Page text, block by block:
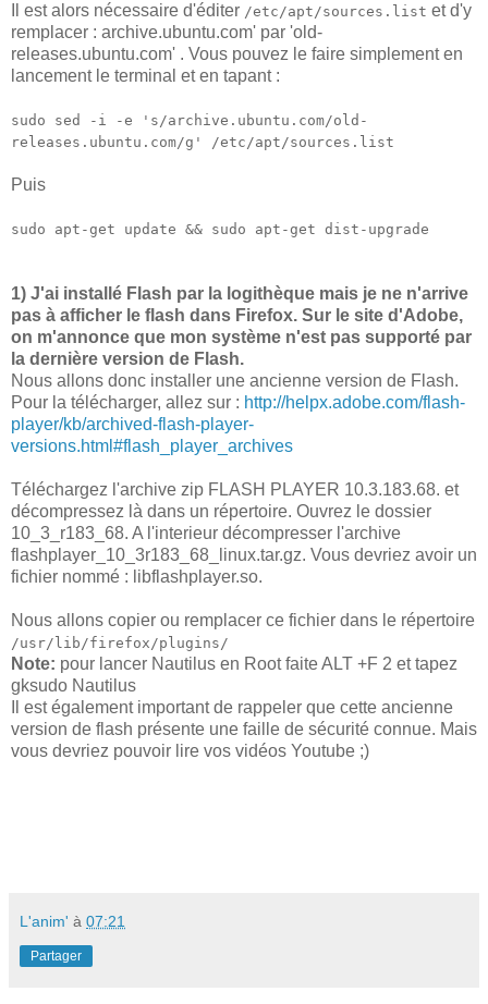
Il est alors nécessaire d'éditer /etc/apt/sources.list et d'y
remplacer : archive.ubuntu.com' par 'old-
releases.ubuntu.com' . Vous pouvez le faire simplement en
lancement le terminal et en tapant :
sudo sed -i -e 's/archive.ubuntu.com/old-
releases.ubuntu.com/g' /etc/apt/sources.list
Puis
sudo apt-get update && sudo apt-get dist-upgrade
1) J'ai installé Flash par la logithèque mais je ne n'arrive
pas à afficher le flash dans Firefox. Sur le site d'Adobe,
on m'annonce que mon système n'est pas supporté par
la dernière version de Flash.
Nous allons donc installer une ancienne version de Flash.
Pour la télécharger, allez sur : http://helpx.adobe.com/flash-
player/kb/archived-flash-player-
versions.html#flash_player_archives
Téléchargez l'archive zip FLASH PLAYER 10.3.183.68. et
décompressez là dans un répertoire. Ouvrez le dossier
10_3_r183_68. A l'interieur décompresser l'archive
flashplayer_10_3r183_68_linux.tar.gz. Vous devriez avoir un
fichier nommé : libflashplayer.so.
Nous allons copier ou remplacer ce fichier dans le répertoire
/usr/lib/firefox/plugins/
Note: pour lancer Nautilus en Root faite ALT +F 2 et tapez
gksudo Nautilus
Il est également important de rappeler que cette ancienne
version de flash présente une faille de sécurité connue. Mais
vous devriez pouvoir lire vos vidéos Youtube ;)
L'anim' à 07:21
Partager